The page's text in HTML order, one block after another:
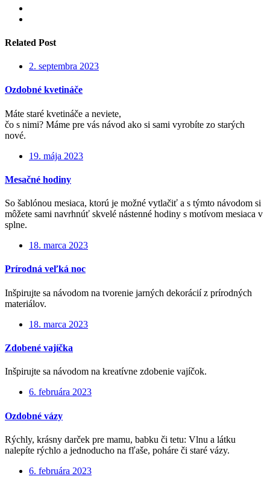
Related Post
2. septembra 2023
Ozdobné kvetináče
Máte staré kvetináče a neviete,
čo s nimi? Máme pre vás návod ako si sami vyrobíte zo starých
nové.
19. mája 2023
Mesačné hodiny
So šablónou mesiaca, ktorú je možné vytlačiť a s týmto návodom si
môžete sami navrhnúť skvelé nástenné hodiny s motívom mesiaca v
splne.
18. marca 2023
Prírodná veľká noc
Inšpirujte sa návodom na tvorenie jarných dekorácií z prírodných
materiálov.
18. marca 2023
Zdobené vajíčka
Inšpirujte sa návodom na kreatívne zdobenie vajíčok.
6. februára 2023
Ozdobné vázy
Rýchly, krásny darček pre mamu, babku či tetu: Vlnu a látku
nalepíte rýchlo a jednoducho na fľaše, poháre či staré vázy.
6. februára 2023